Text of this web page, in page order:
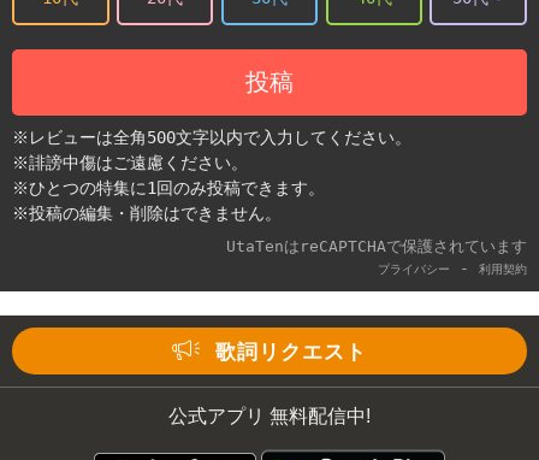
投稿
※レビューは全角500文字以内で入力してください。
※誹謗中傷はご遠慮ください。
※ひとつの特集に1回のみ投稿できます。
※投稿の編集・削除はできません。
UtaTenはreCAPTCHAで保護されています
プライバシー - 利用契約
歌詞リクエスト
公式アプリ 無料配信中!